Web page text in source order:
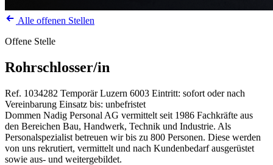
Alle offenen Stellen
Offene Stelle
Rohrschlosser/in
Ref. 1034282 Temporär Luzern 6003 Eintritt: sofort oder nach
Vereinbarung Einsatz bis: unbefristet
Dommen Nadig Personal AG vermittelt seit 1986 Fachkräfte aus
den Bereichen Bau, Handwerk, Technik und Industrie. Als
Personalspezialist betreuen wir bis zu 800 Personen. Diese werden
von uns rekrutiert, vermittelt und nach Kundenbedarf ausgerüstet
sowie aus- und weitergebildet.